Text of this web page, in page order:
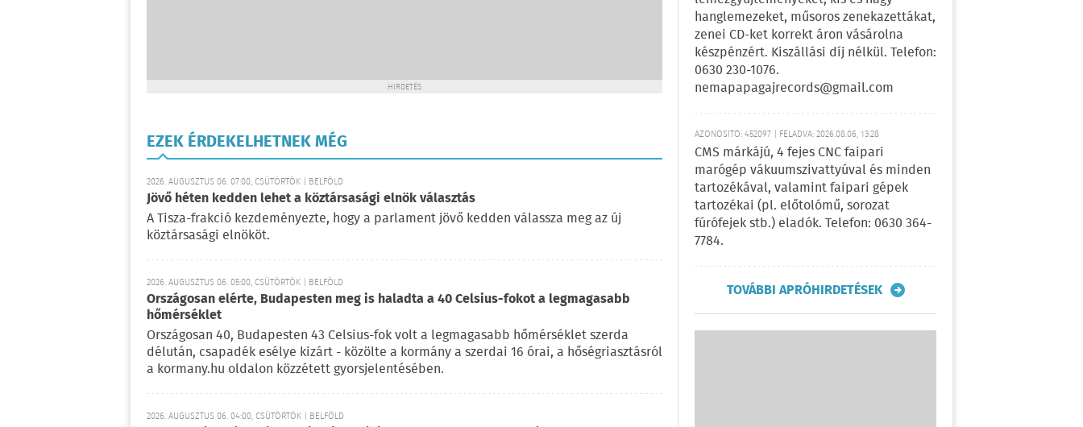
HIRDETÉS
EZEK ÉRDEKELHETNEK MÉG
2026. AUGUSZTUS 06. 07:00, CSÜTÖRTÖK | BELFÖLD
Jövő héten kedden lehet a köztársasági elnök választás
A Tisza-frakció kezdeményezte, hogy a parlament jövő kedden válassza meg az új
köztársasági elnököt.
2026. AUGUSZTUS 06. 05:00, CSÜTÖRTÖK | BELFÖLD
Országosan elérte, Budapesten meg is haladta a 40 Celsius-fokot a legmagasabb
hőmérséklet
Országosan 40, Budapesten 43 Celsius-fok volt a legmagasabb hőmérséklet szerda
délután, csapadék esélye kizárt - közölte a kormány a szerdai 16 órai, a hőségriasztásról
a kormany.hu oldalon közzétett gyorsjelentésében.
2026. AUGUSZTUS 06. 04:00, CSÜTÖRTÖK | BELFÖLD
hanglemezeket, műsoros zenekazettákat,
zenei CD-ket korrekt áron vásárolna
készpénzért. Kiszállási díj nélkül. Telefon:
0630 230-1076.
nemapapagajrecords@gmail.com
AZONOSÍTÓ: 452097 | FELADVA: 2026.08.06, 13:28
CMS márkájú, 4 fejes CNC faipari
marógép vákuumszivattyúval és minden
tartozékával, valamint faipari gépek
tartozékai (pl. előtolómű, sorozat
fúrófejek stb.) eladók. Telefon: 0630 364-
7784.
TOVÁBBI APRÓHIRDETÉSEK